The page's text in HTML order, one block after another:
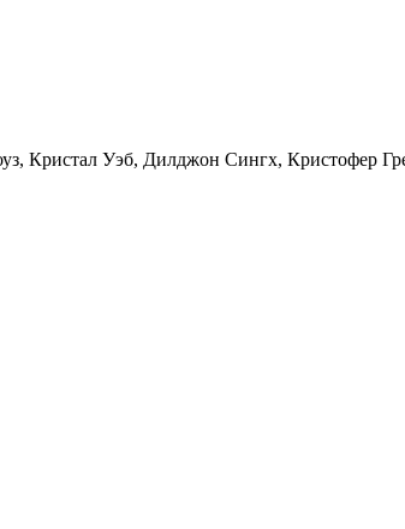
Кристал Уэб, Дилджон Сингх, Кристофер